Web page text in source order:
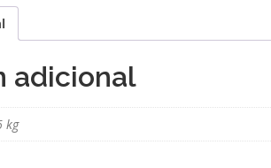
adicional
kg